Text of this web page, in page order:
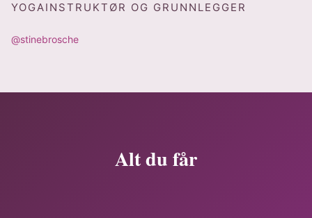
YOGAINSTRUKTØR OG GRUNNLEGGER
@stinebrosche
Alt du får